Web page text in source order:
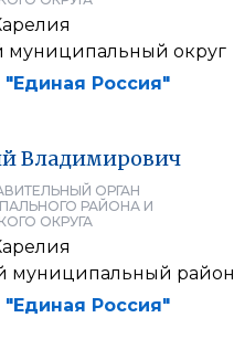
муниципальный округ
Россия"
Владимирович
ОРГАН
РАЙОНА И
ОКРУГА
муниципальный район
Россия"